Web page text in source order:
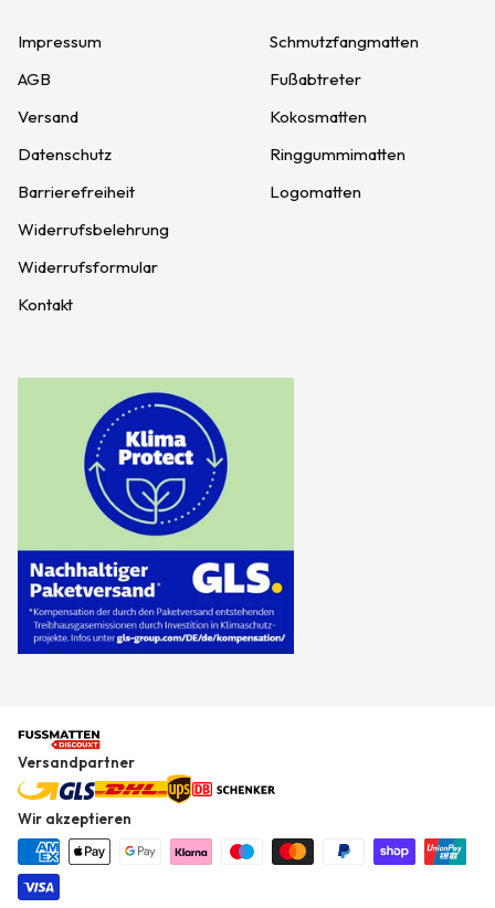
Impressum
AGB
Versand
Datenschutz
Barrierefreiheit
Widerrufsbelehrung
Widerrufsformular
Kontakt
Schmutzfangmatten
Fußabtreter
Kokosmatten
Ringgummimatten
Logomatten
Versandpartner
Wir akzeptieren